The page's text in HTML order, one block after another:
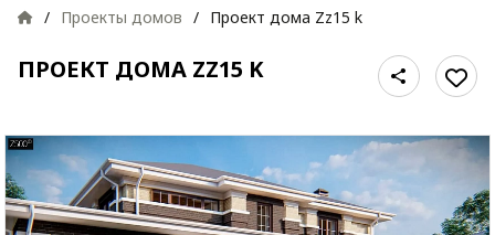
/ Проекты домов / Проект дома Zz15 k
ПРОЕКТ ДОМА ZZ15 K